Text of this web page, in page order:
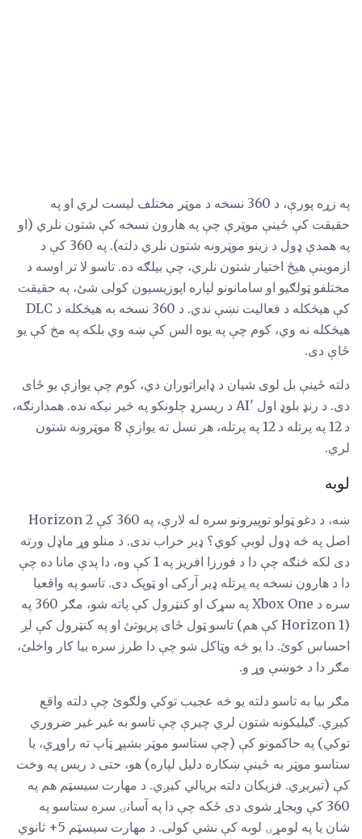
په زړه پورې، د 360 نسخه د موټر مختلف لیست لري او په
حقیقت کې ځینې موټرې چې په هارون نسخه کې شتون نلري (او
په همدې ډول د زینو موټرونه شتون نلري دلته). په 360 کې د
ازموینې هیڅ اختیار شتون نلري، چې بیلګه ده. تاسو لا تر اوسه د
مختلفو ټولګیو او سامانونو لپاره اپوزیسیون کولی شئ، په حقیقت
کې هیڅکله د فعالیت نښې ندي. د 360 نسخه به هیڅکله د DLC
هیڅکله نه وي، کوم چې په یوه الس کې ښه وي بلکه په مخ کې یو
ځاې دی.
دلته ځینې بل لوی شیان د ډایراتوران دي، کوم چې یوازې یو ځای
دی. د رنډ بلوډ اول 'AI د ریسرډ چلونکو په څیر نیکه نده. همدارنګه،
د 12 په پرتله د 12 په پرتله، هر نسل ته یوازې 8 موټرونه شتون
لري.
لوبه
ښه، د دغو ټولو توپیرونو سره له لارې، په 360 کې Horizon 2
اصل په څه ډول لوبې کوي؟ ډیر خراب ندی. د منلو وړ ماډل ورته
دی لکه څنګه چې دا د فورزا افریز په 1 کې وه، دا پدې مانا ده چې
دا د هارون نسخه په پرتله ډیر آرکی او ټوپک دی. تاسو په واقعیا
سره د Xbox One په سړک او کنټرول کې پاته شو، مګر 360 په
(Horizon 1 کې هم) تاسو ټول ځای پریوتئ او په کنټرول کې لږ
احساس کوئ. دا یو څه وټاکل شو چې دا طرز سره بیا کار واخلئ،
مګر دا د خوښې وړ و.
مګر بیا به تاسو دلته یو څه عجیب توکي ولګوئ چې دلته واقع
کیږي. ګیلیکونه شتون لري چیرې چې تاسو به غیر غیر ضروري
توکي) په حاکمونو کې (چې ستاسو موټر بشپړ ټاپ ته راوړي، یا
ستاسو موټر به ځینې ښکاره دليل لپاره) هو، حتی د ریس په وخت
کې (تیریږي. فزیکان دلته بریالي کیږي. د مهارت سیسټم هم په
360 کې ویجاړ شوی دی ځکه چې دا په آسانۍ سره ستاسو په
شان یا په لومړۍ لوبه کې نشي کولی. د مهارت سیسټم 5+ ثانوي